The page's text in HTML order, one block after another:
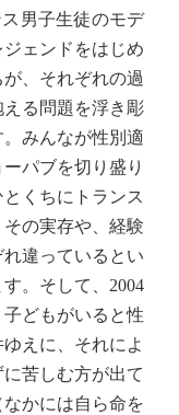
男子生徒のモデ
ェンドをはじめ
、それぞれの過
る問題を浮き彫
みんなが性別適
パブを切り盛り
くちにトランス
の実存や、経験
違っているとい
。そして、2004
どもがいると性
えに、それによ
苦しむ方が出て
かには自ら命を